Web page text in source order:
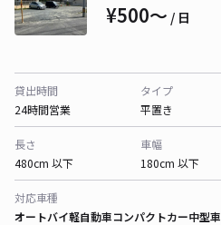
¥500〜 / 日
貸出時間
24時間営業
タイプ
平置き
長さ
480cm 以下
車幅
180cm 以下
対応車種
オートバイ軽自動車コンパクトカー中型車